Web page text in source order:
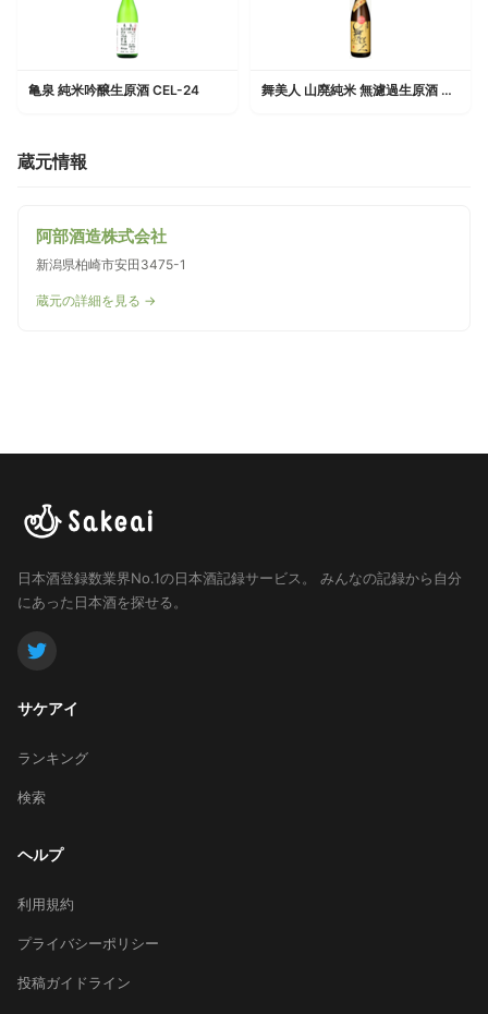
亀泉 純米吟醸生原酒 CEL-24 舞美人 山廃純米 無濾過生原酒 濃醇 sanQ
蔵元情報
阿部酒造株式会社
新潟県柏崎市安田3475-1
蔵元の詳細を見る →
日本酒登録数業界No.1の日本酒記録サービス。
みんなの記録から自分
にあった日本酒を探せる。
サケアイ
ランキング
検索
ヘルプ
利用規約
プライバシーポリシー
投稿ガイドライン